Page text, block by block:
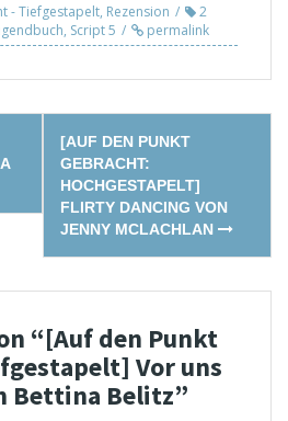
- Tiefgestapelt, Rezension
2
, Script 5 permalink
[AUF DEN PUNKT
GEBRACHT:
HOCHGESTAPELT]
FLIRTY DANCING VON
JENNY MCLACHLAN
“[Auf den Punkt
Vor uns
Bettina Belitz”